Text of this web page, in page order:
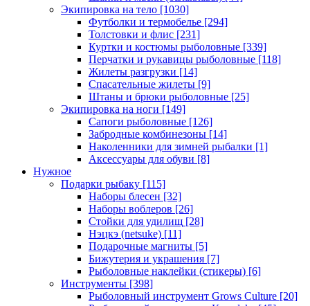
Экипировка на тело [1030]
Футболки и термобелье [294]
Толстовки и флис [231]
Куртки и костюмы рыболовные [339]
Перчатки и рукавицы рыболовные [118]
Жилеты разгрузки [14]
Спасательные жилеты [9]
Штаны и брюки рыболовные [25]
Экипировка на ноги [149]
Сапоги рыболовные [126]
Забродные комбинезоны [14]
Наколенники для зимней рыбалки [1]
Аксессуары для обуви [8]
Нужное
Подарки рыбаку [115]
Наборы блесен [32]
Наборы воблеров [26]
Стойки для удилищ [28]
Нэцкэ (netsuke) [11]
Подарочные магниты [5]
Бижутерия и украшения [7]
Рыболовные наклейки (стикеры) [6]
Инструменты [398]
Рыболовный инструмент Grows Culture [20]